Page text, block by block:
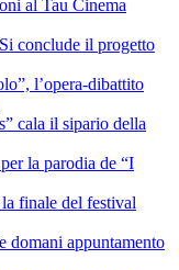
al Tau Cinema
conclude il progetto
l’opera-dibattito
cala il sipario della
la parodia de “I
finale del festival
appuntamento